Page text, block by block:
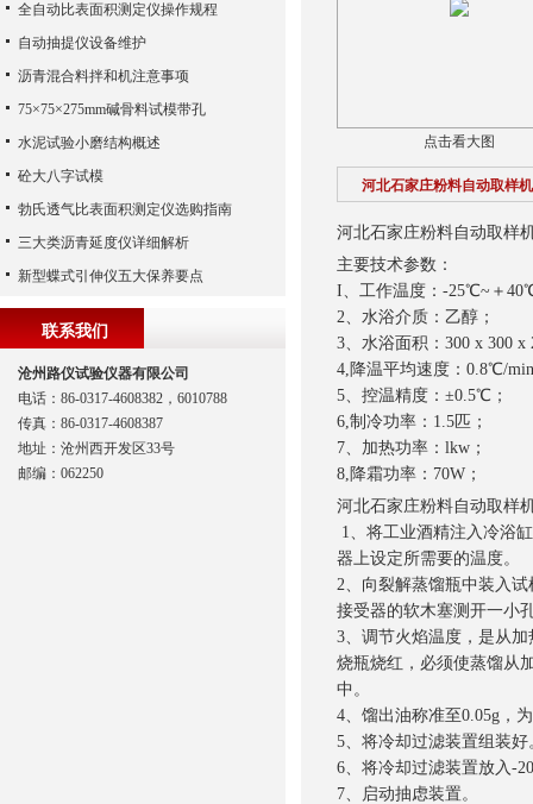
点击看大图
河北石家庄粉料自动取样
河北石家庄粉料自动取样
主要技术参数：
I、工作温度：-25℃~＋
2、水浴介质：乙醇；
3、水浴面积：300 x 300 x
4,降温平均速度：0.8℃/
5、控温精度：±0.5℃；
6,制冷功率：1.5匹；
7、加热功率：lkw；
8,降霜功率：70W；
河北石家庄粉料自动取样
1、将工业酒精注入冷浴
器上设定所需要的温度。
2、向裂解蒸馏瓶中装入
接受器的软木塞测开一小
3、调节火焰温度，是从
烧瓶烧红，必须使蒸馏从
中。
4、馏出油称准至0.05g，
5、将冷却过滤装置组装好
6、将冷却过滤装置放入-
7、启动抽虑装置。
全自动比表面积测定仪操作规程
自动抽提仪设备维护
沥青混合料拌和机注意事项
75×75×275mm碱骨料试模带孔
水泥试验小磨结构概述
砼大八字试模
勃氏透气比表面积测定仪选购指南
三大类沥青延度仪详细解析
新型蝶式引伸仪五大保养要点
联系我们
沧州路仪试验仪器有限公司
电话：86-0317-4608382，6010788
传真：86-0317-4608387
地址：沧州西开发区33号
邮编：062250